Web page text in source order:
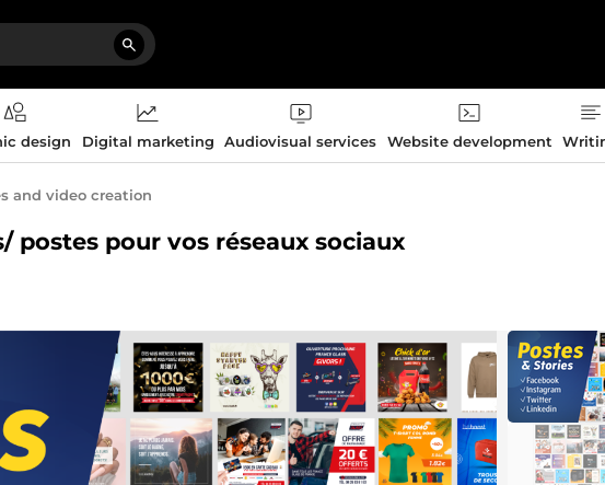
design Digital marketing Audiovisual services Website development
and video creation
postes pour vos réseaux sociaux